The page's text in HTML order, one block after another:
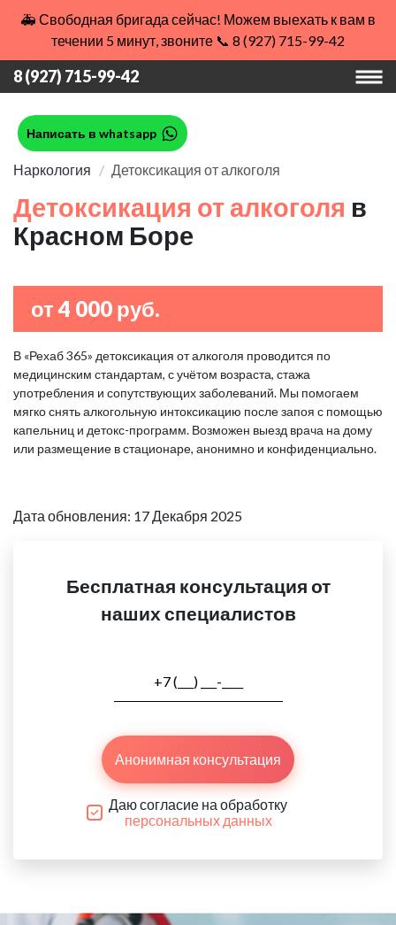
🚑 Свободная бригада сейчас! Можем выехать к вам в
течении 5 минут, звоните 📞 8 (927) 715-99-42
8 (927) 715-99-42
Написать в whatsapp
Наркология Детоксикация от алкоголя
Детоксикация от алкоголя в
Красном Боре
от 4 000 руб.
В «Рехаб 365» детоксикация от алкоголя проводится по
медицинским стандартам, с учётом возраста, стажа
употребления и сопутствующих заболеваний. Мы помогаем
мягко снять алкогольную интоксикацию после запоя с помощью
капельниц и детокс-программ. Возможен выезд врача на дому
или размещение в стационаре, анонимно и конфиденциально.
Дата обновления: 17 Декабря 2025
Бесплатная консультация от
наших специалистов
Анонимная консультация
Даю согласие на обработку
персональных данных